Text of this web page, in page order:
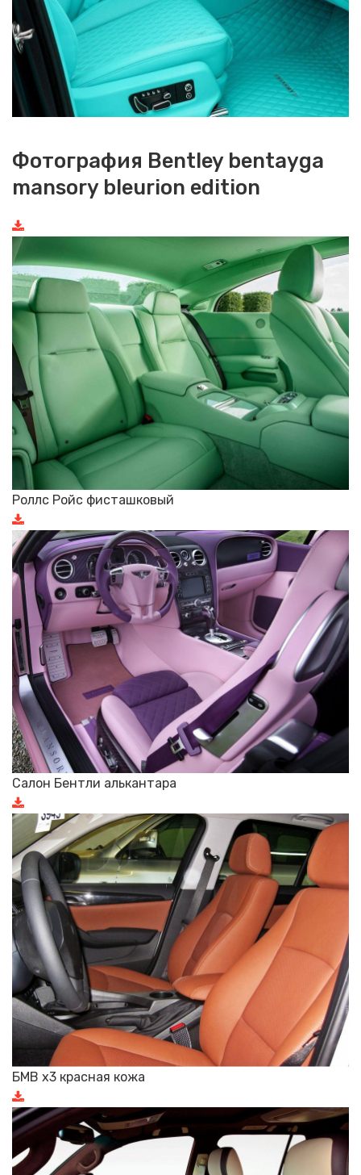
Фотография Bentley bentayga
mansory bleurion edition
Роллс Ройс фисташковый
Салон Бентли алькантара
БМВ х3 красная кожа